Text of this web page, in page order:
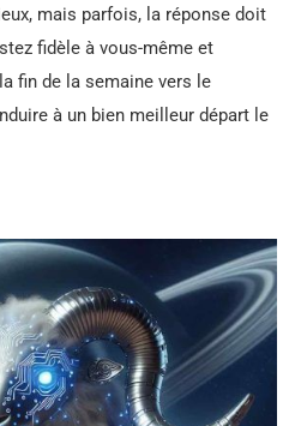
mais parfois, la réponse doit
fidèle à vous-même et
fin de la semaine vers le
à un bien meilleur départ le